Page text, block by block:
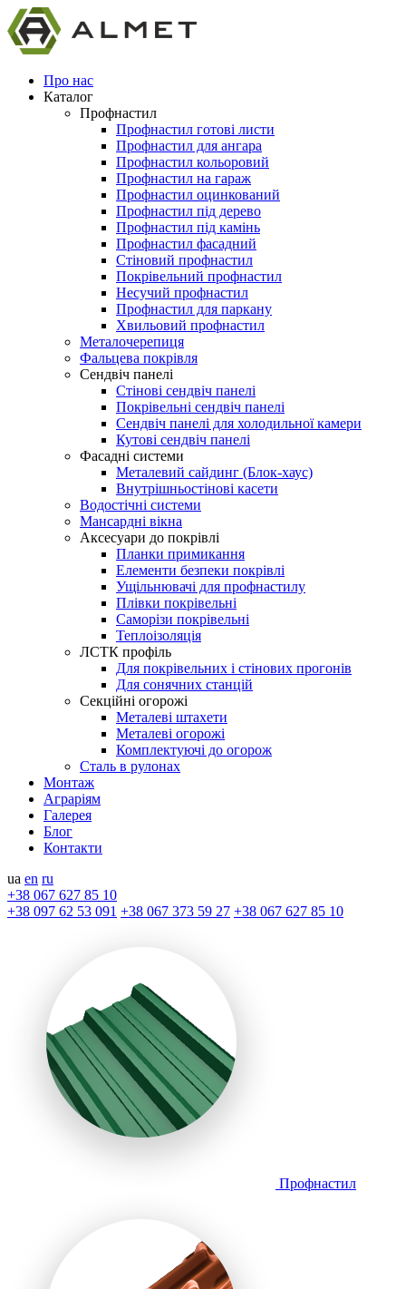
Про нас
Каталог
Профнастил
Профнастил готові листи
Профнастил для ангара
Профнастил кольоровий
Профнастил на гараж
Профнастил оцинкований
Профнастил під дерево
Профнастил під камінь
Профнастил фасадний
Стіновий профнастил
Покрівельний профнастил
Несучий профнастил
Профнастил для паркану
Хвильовий профнастил
Металочерепиця
Фальцева покрівля
Сендвіч панелі
Стінові сендвіч панелі
Покрівельні сендвіч панелі
Сендвіч панелі для холодильної камери
Кутові сендвіч панелі
Фасадні системи
Металевий сайдинг (Блок-хаус)
Внутрішньостінові касети
Водостічні системи
Мансардні вікна
Аксесуари до покрівлі
Планки примикання
Елементи безпеки покрівлі
Ущільнювачі для профнастилу
Плівки покрівельні
Саморізи покрівельні
Теплоізоляція
ЛСТК профіль
Для покрівельних і стінових прогонів
Для сонячних станцій
Секційні огорожі
Металеві штахети
Металеві огорожі
Комплектуючі до огорож
Сталь в рулонах
Монтаж
Аграріям
Галерея
Блог
Контакти
ua en ru
+38 067 627 85 10
+38 097 62 53 091 +38 067 373 59 27 +38 067 627 85 10
Профнастил